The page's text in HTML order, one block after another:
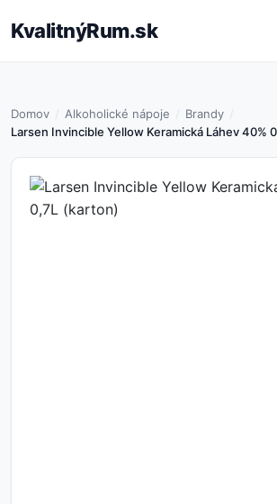
KvalitnýRum.sk
Domov Alkoholické nápoje
Brandy
Larsen Invincible Yellow Keramická Láhev 40%